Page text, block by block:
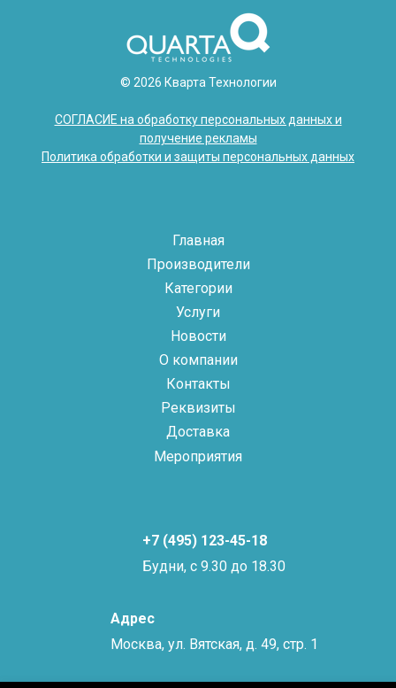
© 2026 Кварта Технологии
СОГЛАСИЕ на обработку персональных данных и
получение рекламы
Политика обработки и защиты персональных данных
Главная
Производители
Категории
Услуги
Новости
О компании
Контакты
Реквизиты
Доставка
Мероприятия
+7 (495) 123-45-18
Будни, с 9.30 до 18.30
Адрес
Москва, ул. Вятская, д. 49, стр. 1